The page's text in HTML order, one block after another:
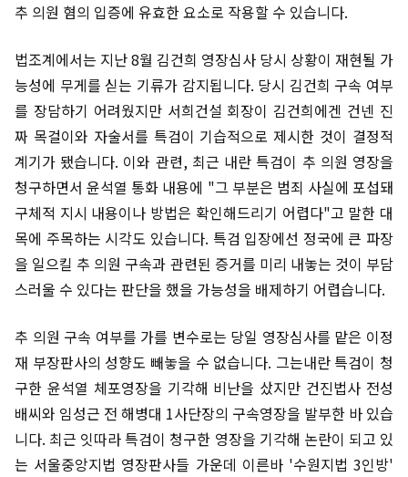
추 의원 혐의 입증에 유효한 요소로 작용할 수 있습니다.
법조계에서는 지난 8월 김건희 영장심사 당시 상황이 재현될 가
능성에 무게를 싣는 기류가 감지됩니다. 당시 김건희 구속 여부
를 장담하기 어려웠지만 서희건설 회장이 김건희에겐 건넨 진
짜 목걸이와 자술서를 특검이 기습적으로 제시한 것이 결정적
계기가 됐습니다. 이와 관련, 최근 내란 특검이 추 의원 영장을
청구하면서 윤석열 통화 내용에 "그 부분은 범죄 사실에 포섭돼
구체적 지시 내용이나 방법은 확인해드리기 어렵다"고 말한 대
목에 주목하는 시각도 있습니다. 특검 입장에선 정국에 큰 파장
을 일으킬 추 의원 구속과 관련된 증거를 미리 내놓는 것이 부담
스러울 수 있다는 판단을 했을 가능성을 배제하기 어렵습니다.
추 의원 구속 여부를 가를 변수로는 당일 영장심사를 맡은 이정
재 부장판사의 성향도 빼놓을 수 없습니다. 그는내란 특검이 청
구한 윤석열 체포영장을 기각해 비난을 샀지만 건진법사 전성
배씨와 임성근 전 해병대 1사단장의 구속영장을 발부한 바 있습
니다. 최근 잇따라 특검이 청구한 영장을 기각해 논란이 되고 있
는 서울중앙지법 영장판사들 가운데 이른바 '수원지법 3인방'